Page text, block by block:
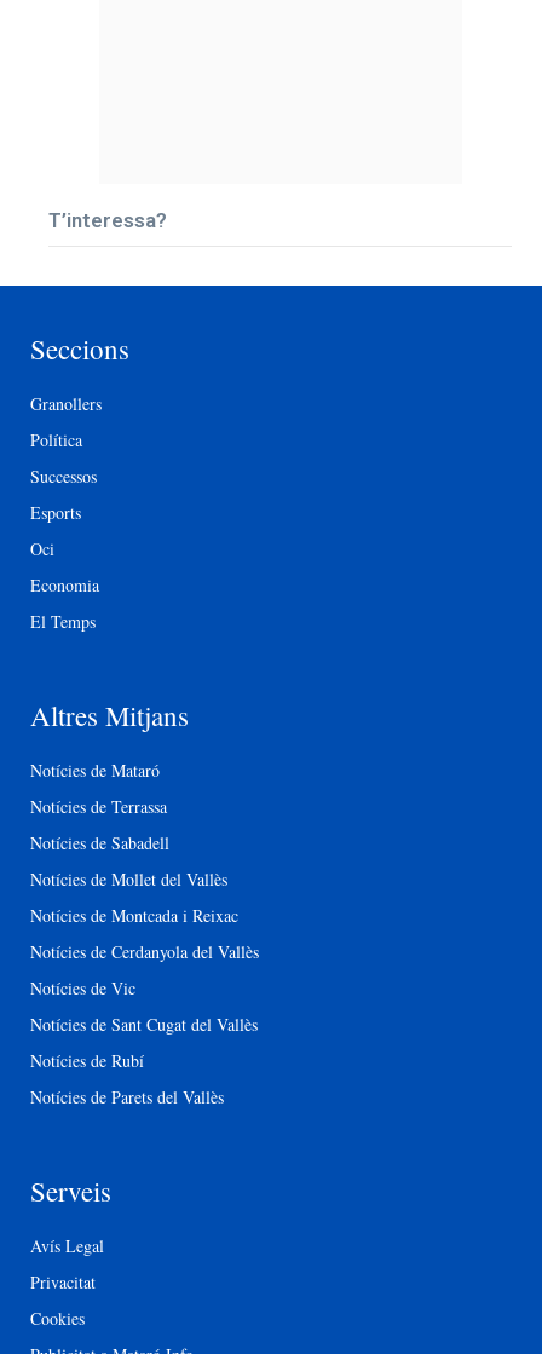
T’interessa?
Seccions
Granollers
Política
Successos
Esports
Oci
Economia
El Temps
Altres Mitjans
Notícies de Mataró
Notícies de Terrassa
Notícies de Sabadell
Notícies de Mollet del Vallès
Notícies de Montcada i Reixac
Notícies de Cerdanyola del Vallès
Notícies de Vic
Notícies de Sant Cugat del Vallès
Notícies de Rubí
Notícies de Parets del Vallès
Serveis
Avís Legal
Privacitat
Cookies